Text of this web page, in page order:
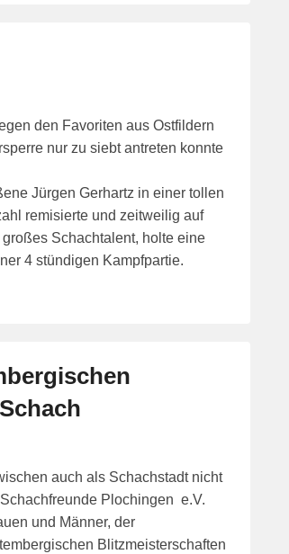
den Favoriten aus Ostfildern
nur zu siebt antreten konnte
Jürgen Gerhartz in einer tollen
remisierte und zeitweilig auf
Schachtalent, holte eine
4 stündigen Kampfpartie.
auch als Schachstadt nicht
Plochingen e.V.
und Männer, der
Blitzmeisterschaften